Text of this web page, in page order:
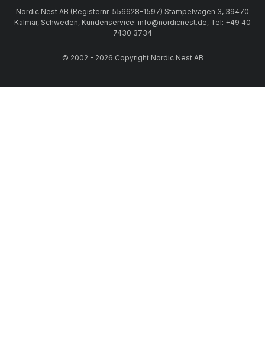
Nordic Nest AB (Registernr. 556628-1597) Stämpelvägen 3, 39470
Kalmar, Schweden, Kundenservice: info@nordicnest.de, Tel: +49 40
7430 3734
© 2002 - 2026 Copyright Nordic Nest AB